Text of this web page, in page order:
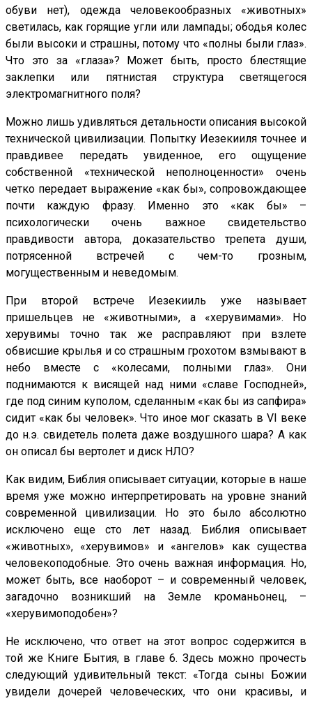
обуви нет), одежда человекообразных «животных»
светилась, как горящие угли или лампады; ободья колес
были высоки и страшны, потому что «полны были глаз».
Что это за «глаза»? Может быть, просто блестящие
заклепки или пятнистая структура светящегося
электромагнитного поля?
Можно лишь удивляться детальности описания высокой
технической цивилизации. Попытку Иезекииля точнее и
правдивее передать увиденное, его ощущение
собственной «технической неполноценности» очень
четко передает выражение «как бы», сопровождающее
почти каждую фразу. Именно это «как бы» –
психологически очень важное свидетельство
правдивости автора, доказательство трепета души,
потрясенной встречей с чем-то грозным,
могущественным и неведомым.
При второй встрече Иезекииль уже называет
пришельцев не «животными», а «херувимами». Но
херувимы точно так же расправляют при взлете
обвисшие крылья и со страшным грохотом взмывают в
небо вместе с «колесами, полными глаз». Они
поднимаются к висящей над ними «славе Господней»,
где под синим куполом, сделанным «как бы из сапфира»
сидит «как бы человек». Что иное мог сказать в VI веке
до н.э. свидетель полета даже воздушного шара? А как
он описал бы вертолет и диск НЛО?
Как видим, Библия описывает ситуации, которые в наше
время уже можно интерпретировать на уровне знаний
современной цивилизации. Но это было абсолютно
исключено еще сто лет назад. Библия описывает
«животных», «херувимов» и «ангелов» как существа
человекоподобные. Это очень важная информация. Но,
может быть, все наоборот – и современный человек,
загадочно возникший на Земле кроманьонец, –
«херувимоподобен»?
Не исключено, что ответ на этот вопрос содержится в
той же Книге Бытия, в главе 6. Здесь можно прочесть
следующий удивительный текст: «Тогда сыны Божии
увидели дочерей человеческих, что они красивы, и